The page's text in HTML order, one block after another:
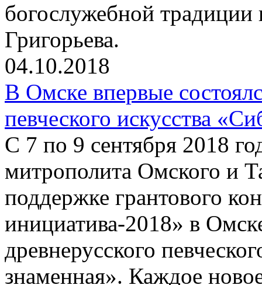
богослужебной
Григорьева.
04.10.2018
В Омске впервые
певческого искусства
С 7 по 9 сентября 2018
митрополита Омского и
поддержке грантового
инициатива-2018» в
древнерусского
знаменная». Каждое